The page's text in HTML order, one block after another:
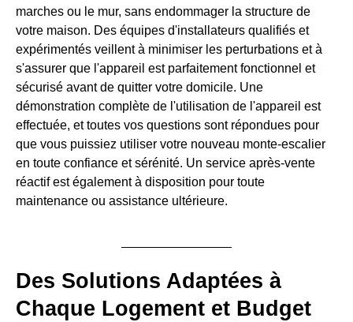
marches ou le mur, sans endommager la structure de
votre maison. Des équipes d'installateurs qualifiés et
expérimentés veillent à minimiser les perturbations et à
s'assurer que l'appareil est parfaitement fonctionnel et
sécurisé avant de quitter votre domicile. Une
démonstration complète de l'utilisation de l'appareil est
effectuée, et toutes vos questions sont répondues pour
que vous puissiez utiliser votre nouveau monte-escalier
en toute confiance et sérénité. Un service après-vente
réactif est également à disposition pour toute
maintenance ou assistance ultérieure.
Des Solutions Adaptées à
Chaque Logement et Budget